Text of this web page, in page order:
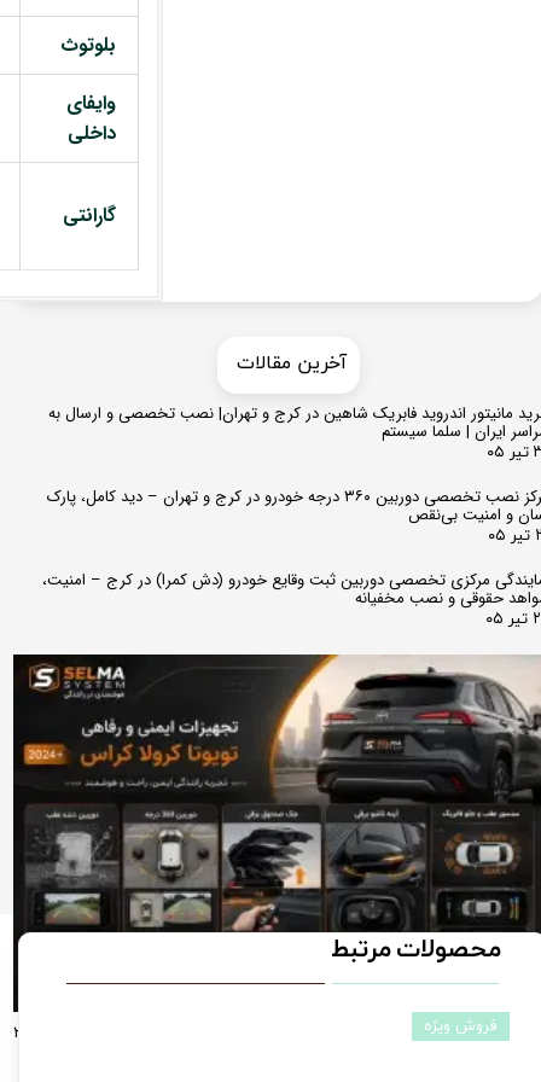
بلوتوث
وایفای
داخلی
گارانتی
مانیتور اندروید فابریک شاهین در کرج و تهران| نصب تخصصی و ارسال به
ایران | سلما سیستم
مرکز نصب تخصصی دوربین ۳۶۰ درجه خودرو در کرج و تهران – دید کامل، پارک
و امنیت بی‌نقص
مرکزی تخصصی دوربین ثبت وقایع خودرو (دش کمرا) در کرج – امنیت،
حقوقی و نصب مخفیانه
راهنمای جامع آپشن‌های تخصصی تویوتا کرولا کراس لوین راو4(مدل‌های ۲۰۲۴، ۲۰۲۵
​​آخرین مقالات
محصولات مرتبط
فروش ویژه